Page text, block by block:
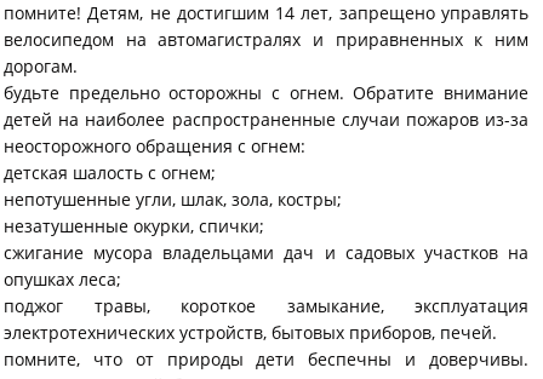
помните! Детям, не достигшим 14 лет, запрещено управлять
велосипедом на автомагистралях и приравненных к ним
дорогам.
будьте предельно осторожны с огнем. Обратите внимание
детей на наиболее распространенные случаи пожаров из-за
неосторожного обращения с огнем:
детская шалость с огнем;
непотушенные угли, шлак, зола, костры;
незатушенные окурки, спички;
сжигание мусора владельцами дач и садовых участков на
опушках леса;
поджог травы, короткое замыкание, эксплуатация
электротехнических устройств, бытовых приборов, печей.
помните, что от природы дети беспечны и доверчивы.